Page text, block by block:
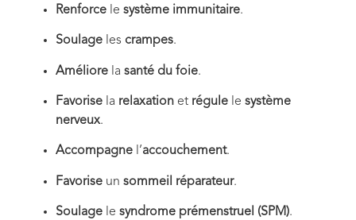
Renforce le système immunitaire.
Soulage les crampes.
Améliore la santé du foie.
Favorise la relaxation et régule le système
nerveux.
Accompagne l’accouchement.
Favorise un sommeil réparateur.
Soulage le syndrome prémenstruel (SPM).